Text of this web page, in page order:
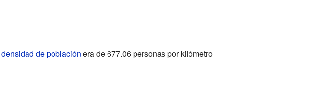
densidad de población era de 677.06 personas por kilómetro